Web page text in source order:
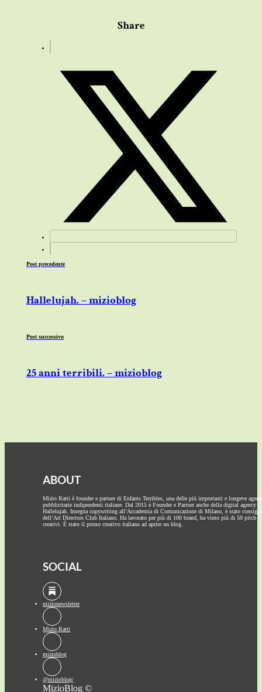
Share
Post precedente
Hallelujah. – mizioblog
Post successivo
25 anni terribili. – mizioblog
ABOUT
Mizio Ratti è founder e partner di Enfants Terribles, una delle più importanti e longeve
pubblicitarie indipendenti italiane. Dal 2015 è Founder e Partner anche della digital agency
Hallelujah. Insegna copywriting all’Accademia di Comunicazione di Milano, è stato
dell’Art Directors Club Italiano. Ha lavorato per più di 100 brand, ha vinto più di 50 pitch
creativi. È stato il primo creativo italiano ad aprire un blog.
SOCIAL
mizionewsletter
Mizio Ratti
mizioblog
@mizioblog/
MizioBlog ©